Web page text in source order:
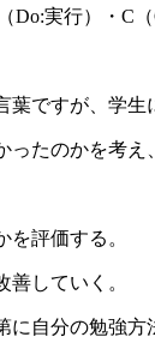
（Do:実行）・C
ですが、学生
たのかを考え
評価する。
していく。
自分の勉強方